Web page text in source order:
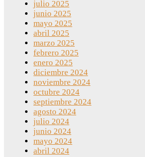
julio 2025
junio 2025
mayo 2025
abril 2025
marzo 2025
febrero 2025
enero 2025
diciembre 2024
noviembre 2024
octubre 2024
septiembre 2024
agosto 2024
julio 2024
junio 2024
mayo 2024
abril 2024